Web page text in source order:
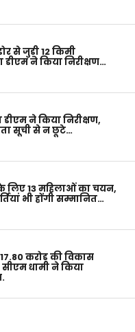
से जुड़ी 12 किमी
डीएम ने किया निरीक्षण…
ने किया निरीक्षण,
सूची से न छूटे…
लिए 13 महिलाओं का चयन,
भी होंगी सम्मानित…
करोड़ की विकास
धामी ने किया